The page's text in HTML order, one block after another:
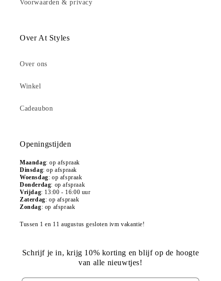
Voorwaarden & privacy
Over At Styles
Over ons
Winkel
Cadeaubon
Openingstijden
Maandag: op afspraak
Dinsdag: op afspraak
Woensdag: op afspraak
Donderdag: op afspraak
Vrijdag: 13:00 - 16:00 uur
Zaterdag: op afspraak
Zondag: op afspraak
Tussen 1 en 11 augustus gesloten ivm vakantie!
Schrijf je in, krijg 10% korting en blijf op de hoogte
van alle nieuwtjes!